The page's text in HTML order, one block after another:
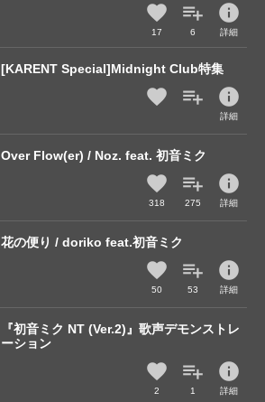
17 6
info
詳細
[KARENT Special]Midnight Club特集
info
詳細
Over Flow(er) / Noz. feat. 初音ミク
318 275
info
詳細
花の便り / doriko feat.初音ミク
50 53
info
詳細
『初音ミク NT (Ver.2)』歌声デモンストレ
ーション
2 1
info
詳細